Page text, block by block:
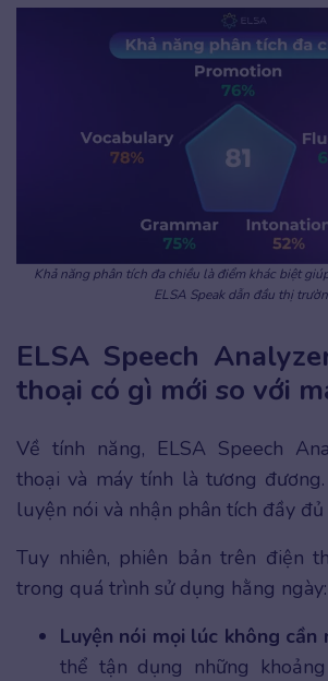
Khả năng phân tích đa chiều là điểm khác biệt
ELSA Speak dẫn đầu thị
ELSA Speech
thoại có gì mới so với
Về tính năng, ELSA Speech
thoại và máy tính là tương
luyện nói và nhận phân tích đầy đủ
Tuy nhiên, phiên bản trên điện
trong quá trình sử dụng hằng ngày:
Luyện nói mọi lúc không cần
thể tận dụng những